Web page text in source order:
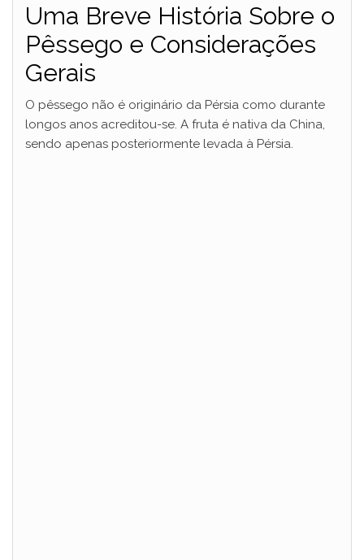
Uma Breve História Sobre o
Pêssego e Considerações
Gerais
O pêssego não é originário da Pérsia como durante
longos anos acreditou-se. A fruta é nativa da China,
sendo apenas posteriormente levada à Pérsia.